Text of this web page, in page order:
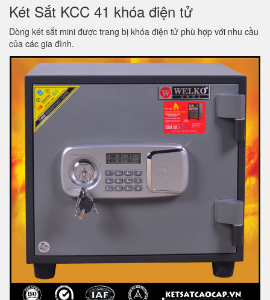
Két Sắt KCC 41 khóa điện tử
Dòng két sắt mini được trang bị khóa điện tử phù hợp với nhu cầu
của các gia đình.